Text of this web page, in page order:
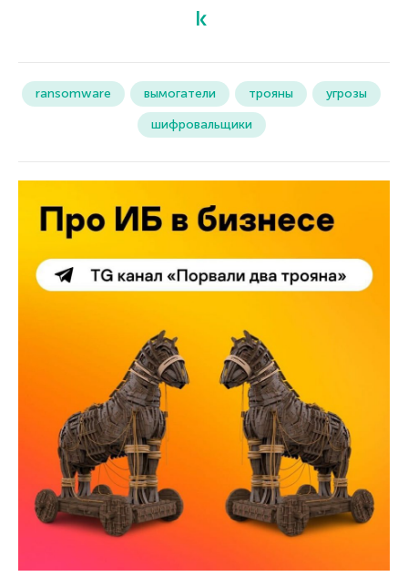
ransomware вымогатели трояны
угрозы
шифровальщики